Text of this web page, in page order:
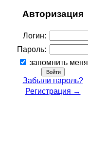
Авторизация
Логин:
Пароль:
запомнить меня
Забыли пароль?
Регистрация →